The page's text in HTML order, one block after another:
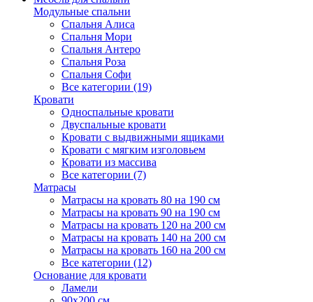
Модульные спальни
Спальня Алиса
Спальня Мори
Спальня Антеро
Спальня Роза
Спальня Софи
Все категории (19)
Кровати
Односпальные кровати
Двуспальные кровати
Кровати с выдвижными ящиками
Кровати с мягким изголовьем
Кровати из массива
Все категории (7)
Матрасы
Матрасы на кровать 80 на 190 см
Матрасы на кровать 90 на 190 см
Матрасы на кровать 120 на 200 см
Матрасы на кровать 140 на 200 см
Матрасы на кровать 160 на 200 см
Все категории (12)
Основание для кровати
Ламели